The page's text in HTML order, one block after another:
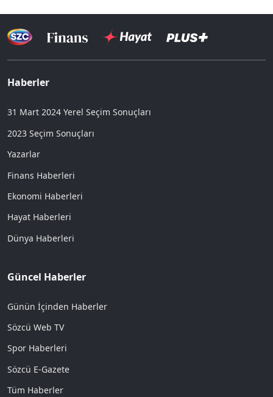
Haberler
31 Mart 2024 Yerel Seçim Sonuçları
2023 Seçim Sonuçları
Yazarlar
Finans Haberleri
Ekonomi Haberleri
Hayat Haberleri
Dünya Haberleri
Güncel Haberler
Günün İçinden Haberler
Sözcü Web TV
Spor Haberleri
Sözcü E-Gazete
Tüm Haberler